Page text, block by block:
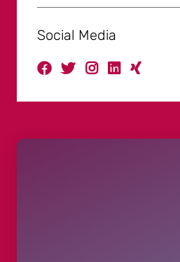
Social Media